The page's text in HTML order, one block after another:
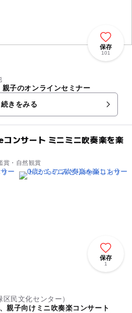
保存
101
子のオンラインセミナー
続きをみる
ンサート ミニミニ吹奏楽を楽
賞・自然観賞
保存
1
民文化センター）
親子向けミニ吹奏楽コンサート